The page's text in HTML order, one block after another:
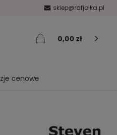
sklep@rafjolka.pl
0,00 zł
cenowe